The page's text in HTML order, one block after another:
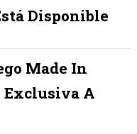
Disponible
Made In
Exclusiva A